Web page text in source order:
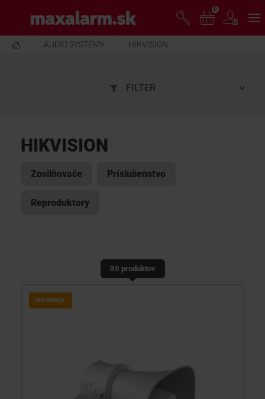
hlavnému
obsahu
www.maxalarm.sk
SPOLOČNOSŤ
ŠKOLENIE
0
AUDIO SYSTÉMY HIKVISION
FILTER
HIKVISION
Zosilňovače Príslušenstvo
Reproduktory
30 produktov
NOVINKA